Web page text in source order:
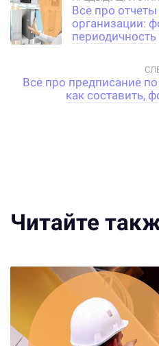
Все про
организации:
периодичность
Все про предписание по
как составить,
Читайте